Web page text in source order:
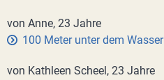
von Anne, 23 Jahre
100 Meter unter dem Wasser
von Kathleen Scheel, 23 Jahre